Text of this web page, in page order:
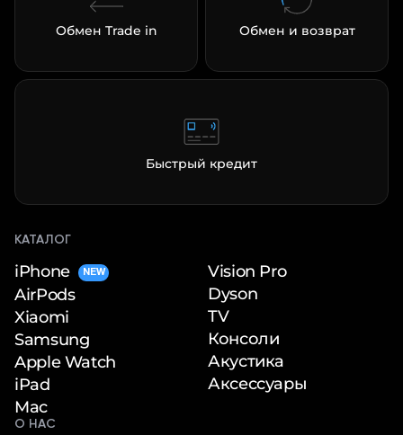
Обмен Trade in Обмен и возврат
Быстрый кредит
КАТАЛОГ
iPhone NEW
AirPods
Xiaomi
Samsung
Apple Watch
iPad
Mac
Vision Pro
Dyson
TV
Консоли
Акустика
Аксессуары
О НАС
Подробнее
Остались вопросы?
8 800 302-02-51